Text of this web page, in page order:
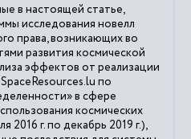
в настоящей статье,
исследования новелл
права, возникающих во
развития космической
эффектов от реализации
по
в сфере
космических
2016 г. по декабрь 2019 г.),